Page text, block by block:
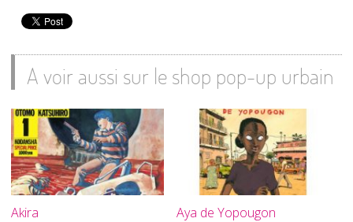
A voir aussi sur le shop pop-up urbain
Akira Aya de Yopougon